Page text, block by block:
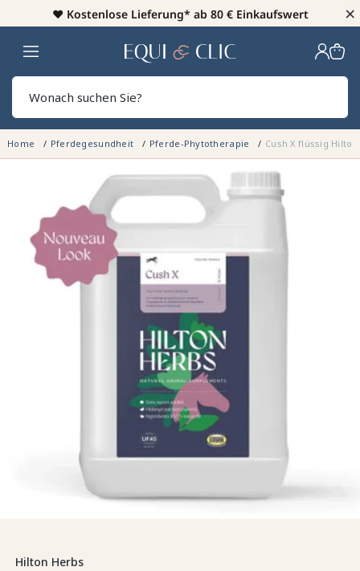
♥️ Kostenlose Lieferung* ab 80 € Einkaufswert ×
Heim
Home Pferdegesundheit Pferde-Phytotherapie Cush X flüssig
Hilton Herbs